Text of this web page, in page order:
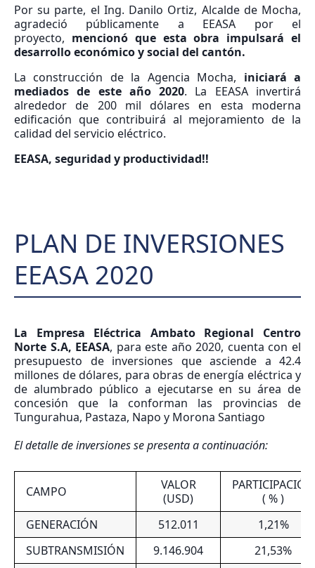
Por su parte, el Ing. Danilo Ortiz, Alcalde de Mocha,
agradeció públicamente a EEASA por el
proyecto, mencionó que esta obra impulsará el
desarrollo económico y social del cantón.
La construcción de la Agencia Mocha, iniciará a
mediados de este año 2020. La EEASA invertirá
alrededor de 200 mil dólares en esta moderna
edificación que contribuirá al mejoramiento de la
calidad del servicio eléctrico.
EEASA, seguridad y productividad!!
PLAN DE INVERSIONES
EEASA 2020
La Empresa Eléctrica Ambato Regional Centro
Norte S.A, EEASA, para este año 2020, cuenta con el
presupuesto de inversiones que asciende a 42.4
millones de dólares, para obras de energía eléctrica y
de alumbrado público a ejecutarse en su área de
concesión que la conforman las provincias de
Tungurahua, Pastaza, Napo y Morona Santiago
El detalle de inversiones se presenta a continuación:
CAMPO
VALOR
(USD)
PARTICIPACIÓN
( % )
GENERACIÓN
512.011
1,21%
SUBTRANSMISIÓN
9.146.904
21,53%